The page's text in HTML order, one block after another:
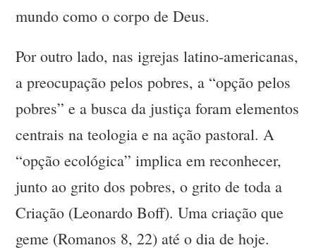
mundo como o corpo de Deus.
Por outro lado, nas igrejas latino-americanas,
a preocupação pelos pobres, a “opção pelos
pobres” e a busca da justiça foram elementos
centrais na teologia e na ação pastoral. A
“opção ecológica” implica em reconhecer,
junto ao grito dos pobres, o grito de toda a
Criação (Leonardo Boff). Uma criação que
geme (Romanos 8, 22) até o dia de hoje.